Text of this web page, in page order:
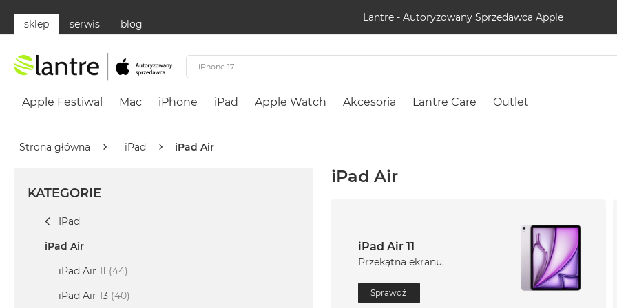
Lantre - Autoryzowany Sprzedawca Apple
sklep serwis blog
Apple
Neo
MacBook
Neo
Cytrusowożółty
MacBook
Apple Festiwal Mac iPhone iPad Apple Watch Akcesoria Lantre Care Outlet
Strona główna iPad iPad Air
iPad Air
iPad Air 11
Przekątna ekranu.
Sprawdź
KATEGORIE
IPad
iPad Air
iPad Air 11 (44)
iPad Air 13 (40)